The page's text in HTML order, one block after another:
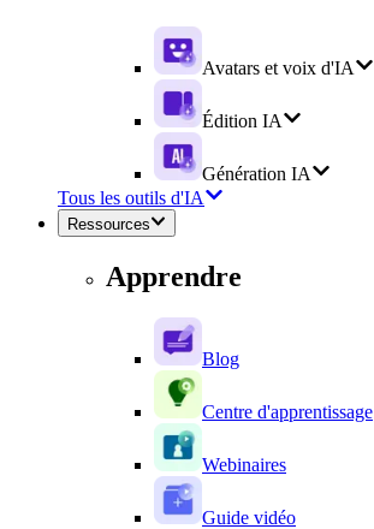
Avatars et voix d'IA
Édition IA
Génération IA
Tous les outils d'IA
Ressources
Apprendre
Blog
Centre d'apprentissage
Webinaires
Guide vidéo